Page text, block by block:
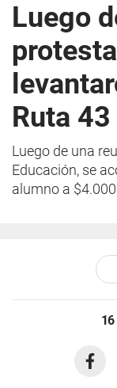
Luego
Ruta 43
Luego de una
Educación, se
alumno a